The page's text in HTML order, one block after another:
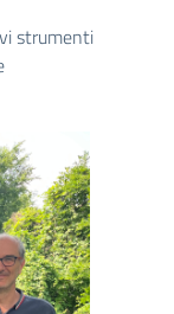
strumenti